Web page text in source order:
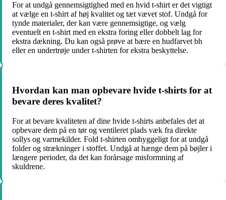
For at undgå gennemsigtighed med en hvid t-shirt er det vigtigt
at vælge en t-shirt af høj kvalitet og tæt vævet stof. Undgå for
tynde materialer, der kan være gennemsigtige, og vælg
eventuelt en t-shirt med en ekstra foring eller dobbelt lag for
ekstra dækning. Du kan også prøve at bære en hudfarvet bh
eller en undertrøje under t-shirten for ekstra beskyttelse.
Hvordan kan man opbevare hvide t-shirts for at
bevare deres kvalitet?
For at bevare kvaliteten af dine hvide t-shirts anbefales det at
opbevare dem på en tør og ventileret plads væk fra direkte
sollys og varmekilder. Fold t-shirten omhyggeligt for at undgå
folder og strækninger i stoffet. Undgå at hænge dem på bøjler i
længere perioder, da det kan forårsage misformning af
skuldrene.